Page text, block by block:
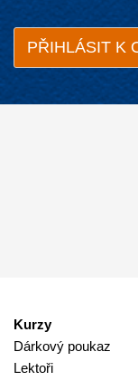
Kurzy
Dárkový poukaz
Lektoři